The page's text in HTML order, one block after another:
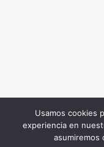
Todos los
© 2026 |Terminos
Usamos cookies
experiencia en
asumiremos